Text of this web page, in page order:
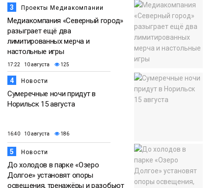
3 Проекты Медиакомпании
Медиакомпания «Северный город»
разыграет ещё два
лимитированных мерча и
настольные игры
17:22 10 августа 125
4 Новости
Сумеречные ночи придут в
Норильск 15 августа
16:40 10 августа 186
5 Новости
До холодов в парке «Озеро
Долгое» установят опоры
освещения, тренажёры и разобьют